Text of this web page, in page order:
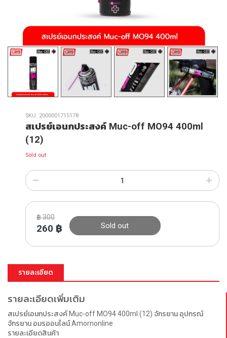
SKU: 2000001715178
สเปรย์เอนกประสงค์ Muc-off MO94 400ml
(12)
Sold out
฿300
260 ฿ Sold out
รายละเอียด
รายละเอียดเพิ่มเติม
สเปรย์เอนกประสงค์ Muc-off MO94 400ml (12) จักรยาน อุปกรณ์
จักรยาน อมรออนไลน์ Amornonline
รายละเอียดสินค้า